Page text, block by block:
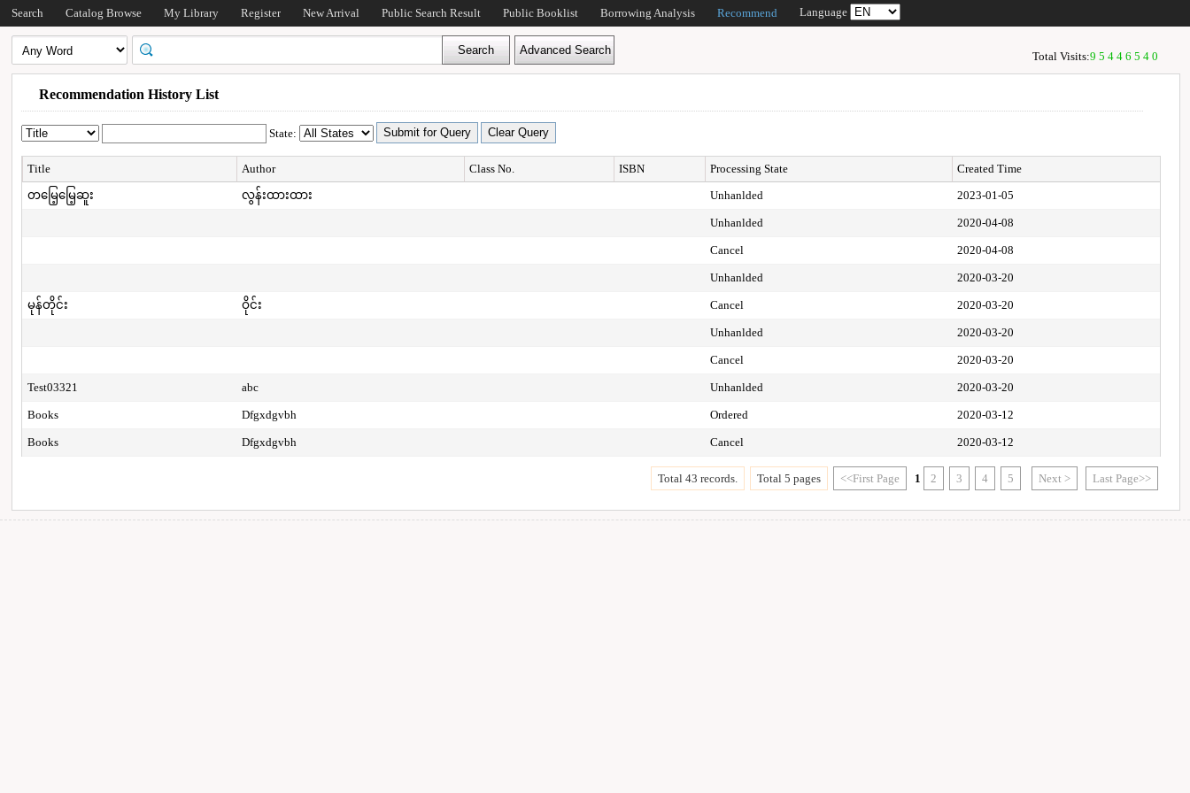
Search Catalog Browse My Library Register New Arrival Public Search Result Public Booklist Borrowing Analysis Recommend Language
Total Visits:95446540
Recommendation History List
State:
Title Author Class No. ISBN Processing State
Created Time
တမြေ့မြေ့ဆူး
လွန်းထားထား Unhanlded 2023-01-05
Unhanlded 2020-04-08
Cancel 2020-04-08
Unhanlded 2020-03-20
မုန်တိုင်း ဝိုင်း Cancel 2020-03-20
Unhanlded 2020-03-20
Cancel 2020-03-20
Test03321 abc Unhanlded 2020-03-20
Books Dfgxdgvbh Ordered 2020-03-12
Books Dfgxdgvbh Cancel 2020-03-12
Total 43 records. Total 5 pages <<First Page 1 2 3 4 5 Next > Last Page>>